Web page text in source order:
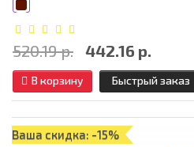
520.19 р. 442.16 р.
В корзину Быстрый заказ
Ваша скидка: -15%